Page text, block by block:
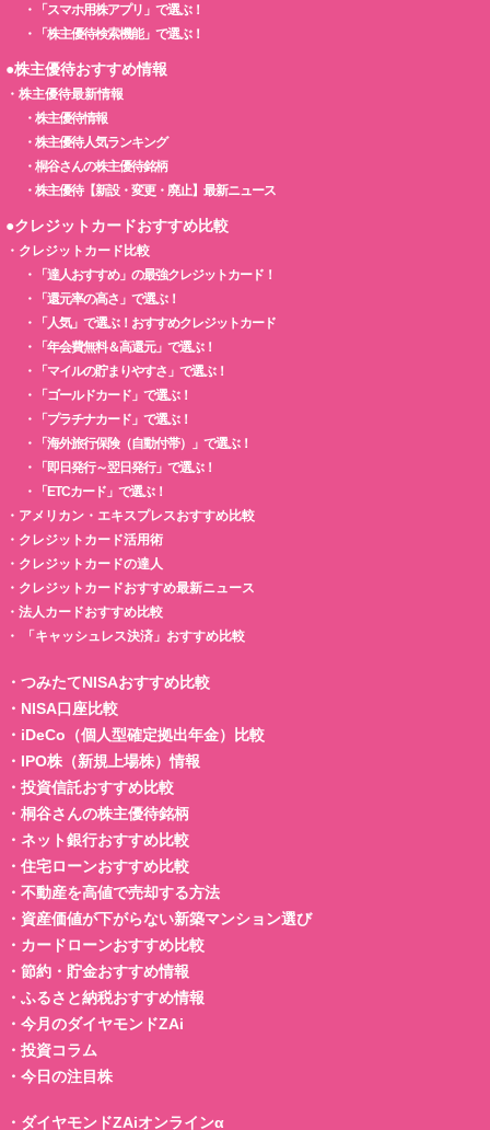
・
「スマホ用株アプリ」で選ぶ！
・
「株主優待検索機能」で選ぶ！
●株主優待おすすめ情報
・ 株主優待最新情報
・ 株主優待情報
・ 株主優待人気ランキング
・ 桐谷さんの株主優待銘柄
・ 株主優待【新設・変更・廃止】最新ニュース
●クレジットカードおすすめ比較
・ クレジットカード比較
・
「達人おすすめ」の最強クレジットカード！
・
「還元率の高さ」で選ぶ！
・
「人気」で選ぶ！おすすめクレジットカード
・
「年会費無料＆高還元」で選ぶ！
・
「マイルの貯まりやすさ」で選ぶ！
・
「ゴールドカード」で選ぶ！
・
「プラチナカード」で選ぶ！
・
「海外旅行保険（自動付帯）」で選ぶ！
・
「即日発行～翌日発行」で選ぶ！
・
「ETCカード」で選ぶ！
・ アメリカン・エキスプレスおすすめ比較
・ クレジットカード活用術
・ クレジットカードの達人
・ クレジットカードおすすめ最新ニュース
・ 法人カードおすすめ比較
・
「キャッシュレス決済」おすすめ比較
・ つみたてNISAおすすめ比較
・ NISA口座比較
・ iDeCo（個人型確定拠出年金）比較
・ IPO株（新規上場株）情報
・ 投資信託おすすめ比較
・ 桐谷さんの株主優待銘柄
・ ネット銀行おすすめ比較
・ 住宅ローンおすすめ比較
・ 不動産を高値で売却する方法
・ 資産価値が下がらない新築マンション選び
・ カードローンおすすめ比較
・ 節約・貯金おすすめ情報
・ ふるさと納税おすすめ情報
・ 今月のダイヤモンドZAi
・ 投資コラム
・ 今日の注目株
・ ダイヤモンドZAiオンラインα